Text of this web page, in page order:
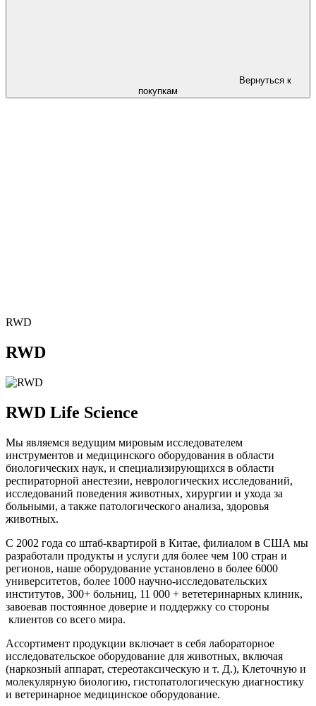
Вернуться к
покупкам
RWD
RWD
RWD Life Science
Мы являемся ведущим мировым исследователем
инструментов и медицинского оборудования в области
биологических наук, и специализирующихся в области
респираторной анестезии, неврологических исследований,
исследований поведения животных, хирургии и ухода за
больными, а также патологического анализа, здоровья
животных.
С 2002 года со штаб-квартирой в Китае, филиалом в США мы
разработали продукты и услуги для более чем 100 стран и
регионов, наше оборудование установлено в более 6000
университетов, более 1000 научно-исследовательских
институтов, 300+ больниц, 11 000 + вететеринарных клиник,
завоевав постоянное доверие и поддержку со стороны
клиентов со всего мира.
Ассортимент продукции включает в себя лабораторное
исследовательское оборудование для животных, включая
(наркозный аппарат, стереотаксическую и т. Д.), Клеточную и
молекулярную биологию, гистопатологическую диагностику
и ветеринарное медицинское оборудование.